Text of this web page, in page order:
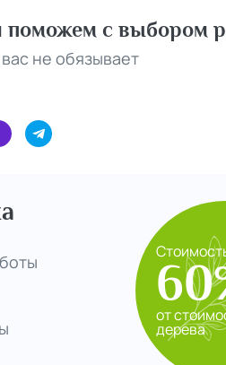
поможем с выбором
не обязывает
от
дерева